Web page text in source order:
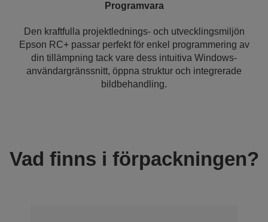
Programvara
Den kraftfulla projektlednings- och utvecklingsmiljön
Epson RC+ passar perfekt för enkel programmering av
din tillämpning tack vare dess intuitiva Windows-
användargränssnitt, öppna struktur och integrerade
bildbehandling.
Vad finns i förpackningen?